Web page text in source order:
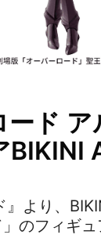
ード ア
BIKINI
』より、
のフィギュ